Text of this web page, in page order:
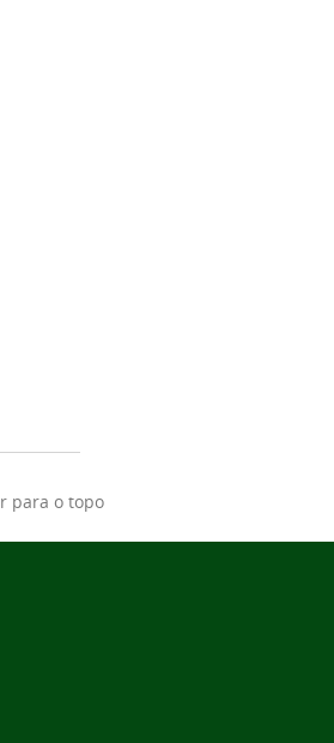
para o topo